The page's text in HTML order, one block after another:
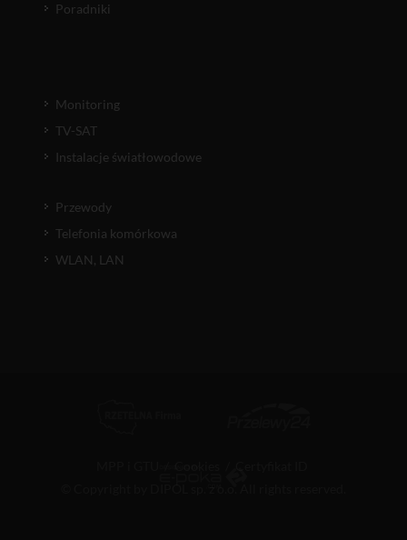
Poradniki
Monitoring
TV-SAT
Instalacje światłowodowe
Przewody
Telefonia komórkowa
WLAN, LAN